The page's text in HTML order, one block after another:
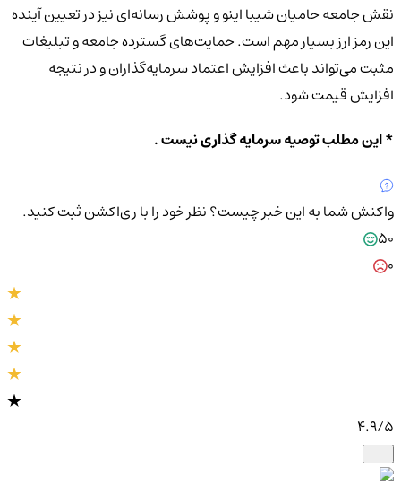
نقش جامعه حامیان شیبا اینو و پوشش رسانه‌ای نیز در تعیین آینده
این رمز ارز بسیار مهم است. حمایت‌های گسترده جامعه و تبلیغات
مثبت می‌تواند باعث افزایش اعتماد سرمایه‌گذاران و در نتیجه
افزایش قیمت شود.
* این مطلب توصیه سرمایه گذاری نیست .
واکنش شما به این خبر چیست؟نظر خود را با ری‌اکشن ثبت کنید.
50
4.9/5